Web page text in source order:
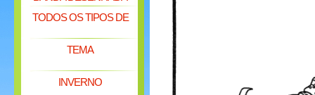
TODOS OS TIPOS DE
TEMA
INVERNO